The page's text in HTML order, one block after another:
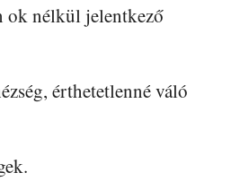
ok nélkül jelentkező
érthetetlenné váló